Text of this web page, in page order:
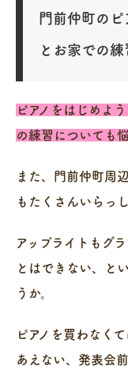
門前仲町の
とお家での
ピアノをはじめよ
の練習についても
また、門前仲町周
もたくさんいらっし
アップライトもグ
とはできない、と
うか。
ピアノを買わなく
あえない、発表会